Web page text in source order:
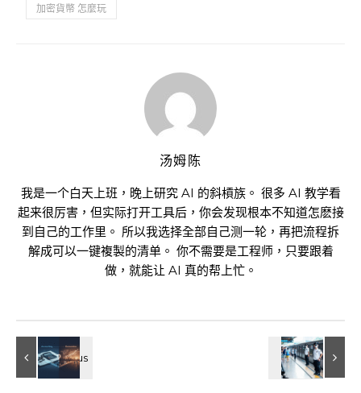
加密貨幣 怎麼玩
汤姆陈
我是一个白天上班，晚上研究 AI 的斜槓族。 很多 AI 教学看
起来很厉害，但实际打开工具后，你会发现根本不知道怎麽接
到自己的工作里。 所以我选择全部自己测一轮，再把流程拆
解成可以一键複製的清单。 你不需要是工程师，只要跟着
做，就能让 AI 真的帮上忙。